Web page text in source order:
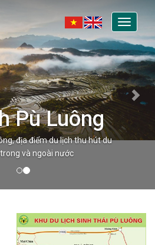
Toggle
Pù Luông
địa điểm du lịch thu hút du
và ngoài nước